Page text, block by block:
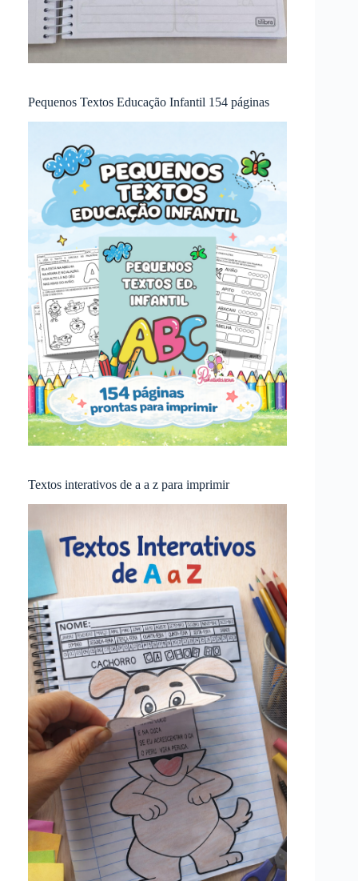
Pequenos Textos Educação Infantil 154 páginas
Textos interativos de a a z para imprimir